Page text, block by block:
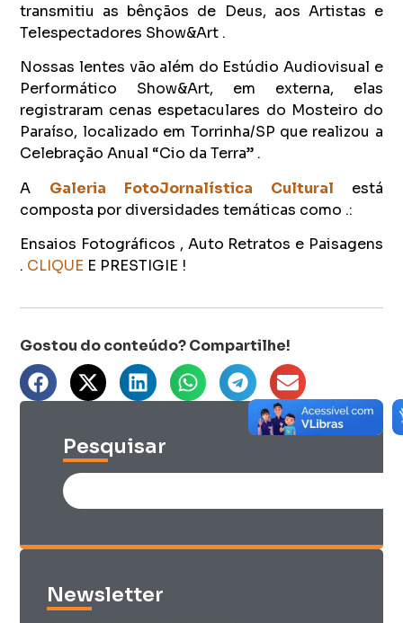
transmitiu as bênçãos de Deus, aos Artistas e
Telespectadores Show&Art .
Nossas lentes vão além do Estúdio Audiovisual e
Performático Show&Art, em externa, elas
registraram cenas espetaculares do Mosteiro do
Paraíso, localizado em Torrinha/SP que realizou a
Celebração Anual “Cio da Terra” .
A Galeria FotoJornalística Cultural
está
composta por diversidades temáticas como .:
Ensaios Fotográficos , Auto Retratos e Paisagens
. CLIQUE E PRESTIGIE !
Pesquisar
Newsletter